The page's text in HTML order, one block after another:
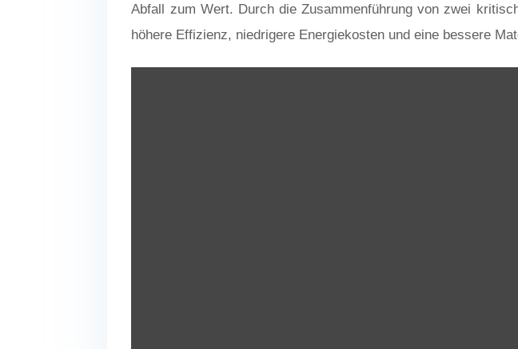
Abfall zum Wert. Durch die Zusammenführung von zwei
höhere Effizienz, niedrigere Energiekosten und eine bessere